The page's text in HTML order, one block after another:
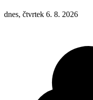
dnes, čtvrtek 6. 8. 2026